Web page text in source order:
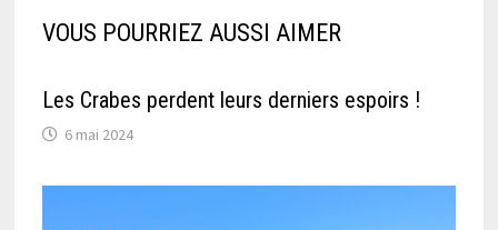
VOUS POURRIEZ AUSSI AIMER
Les Crabes perdent leurs derniers espoirs !
6 mai 2024